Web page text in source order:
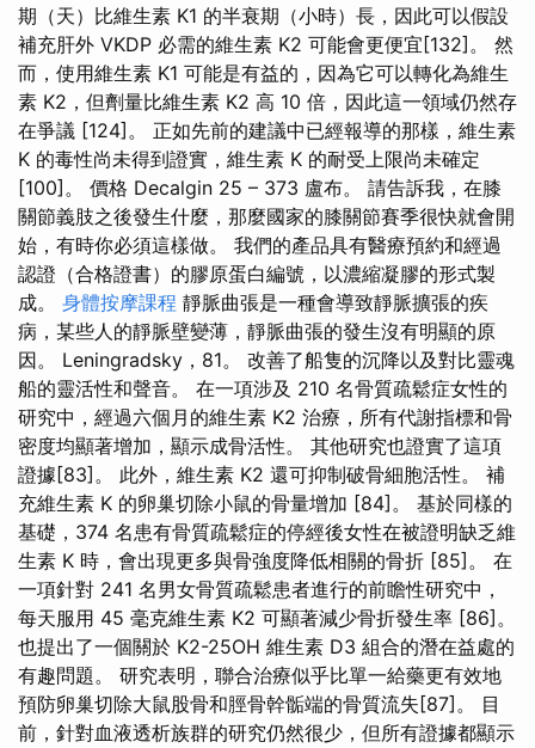
期（天）比維生素 K1 的半衰期（小時）長，因此可以假設
補充肝外 VKDP 必需的維生素 K2 可能會更便宜[132]。 然
而，使用維生素 K1 可能是有益的，因為它可以轉化為維生
素 K2，但劑量比維生素 K2 高 10 倍，因此這一領域仍然存
在爭議 [124]。 正如先前的建議中已經報導的那樣，維生素
K 的毒性尚未得到證實，維生素 K 的耐受上限尚未確定
[100]。 價格 Decalgin 25 – 373 盧布。 請告訴我，在膝
關節義肢之後發生什麼，那麼國家的膝關節賽季很快就會開
始，有時你必須這樣做。 我們的產品具有醫療預約和經過
認證（合格證書）的膠原蛋白編號，以濃縮凝膠的形式製
成。 身體按摩課程 靜脈曲張是一種會導致靜脈擴張的疾
病，某些人的靜脈壁變薄，靜脈曲張的發生沒有明顯的原
因。 Leningradsky，81。 改善了船隻的沉降以及對比靈魂
船的靈活性和聲音。 在一項涉及 210 名骨質疏鬆症女性的
研究中，經過六個月的維生素 K2 治療，所有代謝指標和骨
密度均顯著增加，顯示成骨活性。 其他研究也證實了這項
證據[83]。 此外，維生素 K2 還可抑制破骨細胞活性。 補
充維生素 K 的卵巢切除小鼠的骨量增加 [84]。 基於同樣的
基礎，374 名患有骨質疏鬆症的停經後女性在被證明缺乏維
生素 K 時，會出現更多與骨強度降低相關的骨折 [85]。 在
一項針對 241 名男女骨質疏鬆患者進行的前瞻性研究中，
每天服用 45 毫克維生素 K2 可顯著減少骨折發生率 [86]。
也提出了一個關於 K2-25OH 維生素 D3 組合的潛在益處的
有趣問題。 研究表明，聯合治療似乎比單一給藥更有效地
預防卵巢切除大鼠股骨和脛骨幹骺端的骨質流失[87]。 目
前，針對血液透析族群的研究仍然很少，但所有證據都顯示